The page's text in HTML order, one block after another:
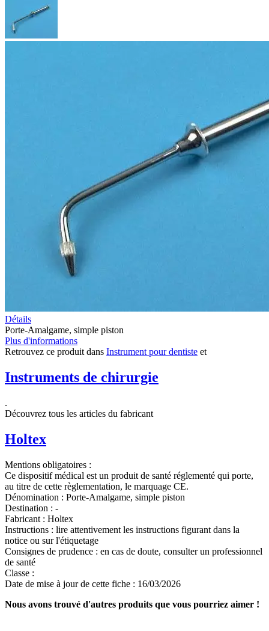
Détails
Porte-Amalgame, simple piston
Plus d'informations
Retrouvez ce produit dans Instrument pour dentiste et
Instruments de chirurgie
.
Découvrez tous les articles du fabricant
Holtex
Mentions obligatoires :
Ce dispositif médical est un produit de santé réglementé qui porte,
au titre de cette règlementation, le marquage CE.
Dénomination : Porte-Amalgame, simple piston
Destination : -
Fabricant : Holtex
Instructions : lire attentivement les instructions figurant dans la
notice ou sur l'étiquetage
Consignes de prudence : en cas de doute, consulter un professionnel
de santé
Classe :
Date de mise à jour de cette fiche : 16/03/2026
Nous avons trouvé d'autres produits que vous pourriez aimer !